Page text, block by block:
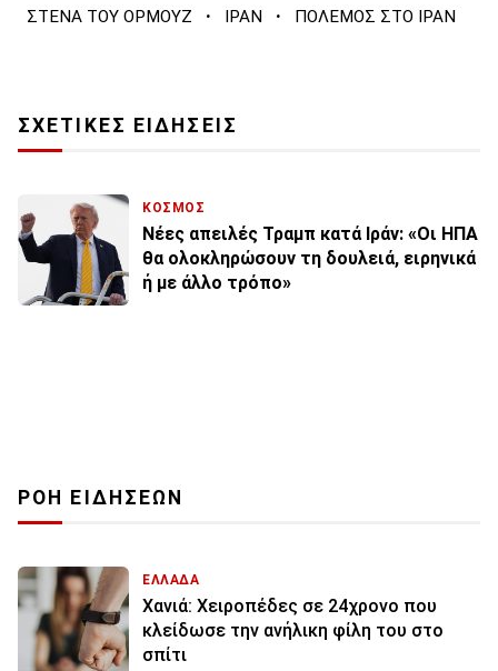
ΣΤΕΝΑ ΤΟΥ ΟΡΜΟΥΖ · ΙΡΑΝ · ΠΟΛΕΜΟΣ ΣΤΟ ΙΡΑΝ
ΣΧΕΤΙΚΕΣ ΕΙΔΗΣΕΙΣ
ΚΟΣΜΟΣ
Νέες απειλές Τραμπ κατά Ιράν: «Οι ΗΠΑ
θα ολοκληρώσουν τη δουλειά, ειρηνικά
ή με άλλο τρόπο»
ΡΟΗ ΕΙΔΗΣΕΩΝ
ΕΛΛΑΔΑ
Χανιά: Χειροπέδες σε 24χρονο που
κλείδωσε την ανήλικη φίλη του στο
σπίτι